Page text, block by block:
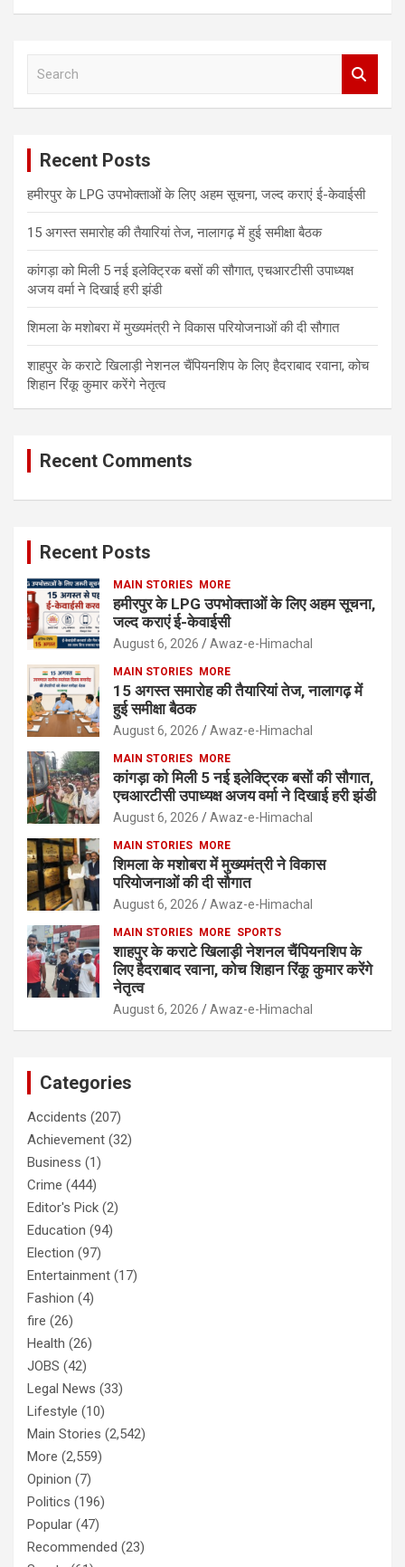
Recent Posts
हमीरपुर के LPG उपभोक्ताओं के लिए अहम सूचना, जल्द कराएं ई-केवाईसी
15 अगस्त समारोह की तैयारियां तेज, नालागढ़ में हुई समीक्षा बैठक
कांगड़ा को मिली 5 नई इलेक्ट्रिक बसों की सौगात, एचआरटीसी उपाध्यक्ष
अजय वर्मा ने दिखाई हरी झंडी
शिमला के मशोबरा में मुख्यमंत्री ने विकास परियोजनाओं की दी सौगात
शाहपुर के कराटे खिलाड़ी नेशनल चैंपियनशिप के लिए हैदराबाद रवाना, कोच
शिहान रिंकू कुमार करेंगे नेतृत्व
Recent Comments
Recent Posts
MAIN STORIES MORE
हमीरपुर के LPG उपभोक्ताओं के लिए अहम सूचना,
जल्द कराएं ई-केवाईसी
August 6, 2026 Awaz-e-Himachal
MAIN STORIES MORE
15 अगस्त समारोह की तैयारियां तेज, नालागढ़ में
हुई समीक्षा बैठक
August 6, 2026 Awaz-e-Himachal
MAIN STORIES MORE
कांगड़ा को मिली 5 नई इलेक्ट्रिक बसों की सौगात,
एचआरटीसी उपाध्यक्ष अजय वर्मा ने दिखाई हरी झंडी
August 6, 2026 Awaz-e-Himachal
MAIN STORIES MORE
शिमला के मशोबरा में मुख्यमंत्री ने विकास
परियोजनाओं की दी सौगात
August 6, 2026 Awaz-e-Himachal
MAIN STORIES MORE SPORTS
शाहपुर के कराटे खिलाड़ी नेशनल चैंपियनशिप के
लिए हैदराबाद रवाना, कोच शिहान रिंकू कुमार करेंगे
नेतृत्व
August 6, 2026 Awaz-e-Himachal
Categories
Accidents (207)
Achievement (32)
Business (1)
Crime (444)
Editor's Pick (2)
Education (94)
Election (97)
Entertainment (17)
Fashion (4)
fire (26)
Health (26)
JOBS (42)
Legal News (33)
Lifestyle (10)
Main Stories (2,542)
More (2,559)
Opinion (7)
Politics (196)
Popular (47)
Recommended (23)